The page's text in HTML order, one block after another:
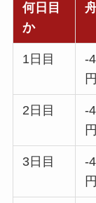
何日目
か
1日目
-
円
2日目
-
円
3日目
-
円